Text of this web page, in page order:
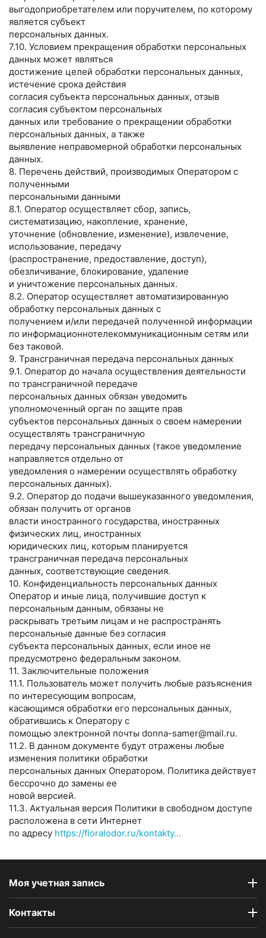
выгодоприобретателем или поручителем, по которому
является субъект
персональных данных.
7.10. Условием прекращения обработки персональных
данных может являться
достижение целей обработки персональных данных,
истечение срока действия
согласия субъекта персональных данных, отзыв
согласия субъектом персональных
данных или требование о прекращении обработки
персональных данных, а также
выявление неправомерной обработки персональных
данных.
8. Перечень действий, производимых Оператором с
полученными
персональными данными
8.1. Оператор осуществляет сбор, запись,
систематизацию, накопление, хранение,
уточнение (обновление, изменение), извлечение,
использование, передачу
(распространение, предоставление, доступ),
обезличивание, блокирование, удаление
и уничтожение персональных данных.
8.2. Оператор осуществляет автоматизированную
обработку персональных данных с
получением и/или передачей полученной информации
по информационнотелекоммуникационным сетям или
без таковой.
9. Трансграничная передача персональных данных
9.1. Оператор до начала осуществления деятельности
по трансграничной передаче
персональных данных обязан уведомить
уполномоченный орган по защите прав
субъектов персональных данных о своем намерении
осуществлять трансграничную
передачу персональных данных (такое уведомление
направляется отдельно от
уведомления о намерении осуществлять обработку
персональных данных).
9.2. Оператор до подачи вышеуказанного уведомления,
обязан получить от органов
власти иностранного государства, иностранных
физических лиц, иностранных
юридических лиц, которым планируется
трансграничная передача персональных
данных, соответствующие сведения.
10. Конфиденциальность персональных данных
Оператор и иные лица, получившие доступ к
персональным данным, обязаны не
раскрывать третьим лицам и не распространять
персональные данные без согласия
субъекта персональных данных, если иное не
предусмотрено федеральным законом.
11. Заключительные положения
11.1. Пользователь может получить любые разъяснения
по интересующим вопросам,
касающимся обработки его персональных данных,
обратившись к Оператору с
помощью электронной почты donna-samer@mail.ru.
11.2. В данном документе будут отражены любые
изменения политики обработки
персональных данных Оператором. Политика действует
бессрочно до замены ее
новой версией.
11.3. Актуальная версия Политики в свободном доступе
расположена в сети Интернет
по адресу https://floralodor.ru/kontakty...
Моя учетная запись
Контакты